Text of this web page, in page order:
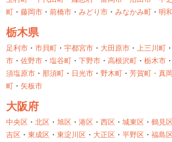
町 ・ 藤岡市 ・ 前橋市 ・ みどり市 ・ みなかみ町 ・ 明
栃木県
足利市 ・ 市貝町 ・ 宇都宮市 ・ 大田原市 ・ 上三川町 ・
市 ・ 佐野市 ・ 塩谷町 ・ 下野市 ・ 高根沢町 ・ 栃木市 ・
須塩原市 ・ 那須町 ・ 日光市 ・ 野木町 ・ 芳賀町・ 真
町 ・ 矢板市
大阪府
中央区 ・ 北区 ・ 旭区 ・ 港区 ・ 西区 ・ 城東区 ・ 鶴見区
吉区 ・ 東成区 ・ 東淀川区 ・ 大正区 ・ 平野区 ・ 福島区